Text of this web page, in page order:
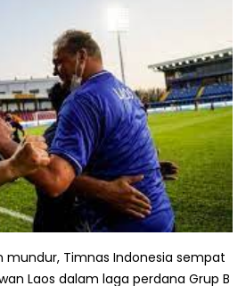
Timnas Indonesia sempat
Laos dalam laga perdana Grup B